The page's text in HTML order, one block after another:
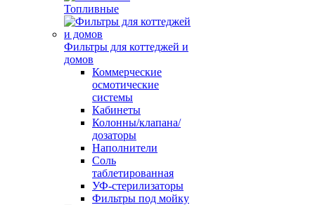
Топливные
Фильтры для коттеджей и
домов
Коммерческие
осмотические
системы
Кабинеты
Колонны/клапана/
дозаторы
Наполнители
Соль
таблетированная
УФ-стерилизаторы
Фильтры под мойку